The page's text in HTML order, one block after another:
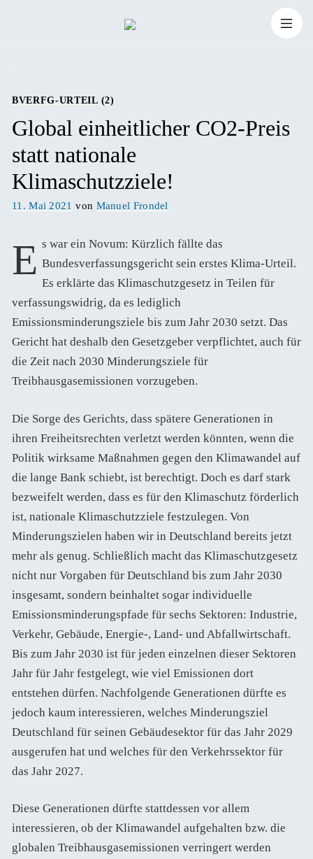
springen
BVERFG-URTEIL (2)
Global einheitlicher CO2-Preis
statt nationale
Klimaschutzziele!
Veröffentlicht
11. Mai 2021 von Manuel Frondel
Es war ein Novum: Kürzlich fällte das Bundesverfassungsgericht sein erstes Klima-Urteil.
Es erklärte das Klimaschutzgesetz in Teilen für
verfassungswidrig, da es lediglich
Emissionsminderungsziele bis zum Jahr 2030 setzt. Das
Gericht hat deshalb den Gesetzgeber verpflichtet, auch für
die Zeit nach 2030 Minderungsziele für
Treibhausgasemissionen vorzugeben.
Die Sorge des Gerichts, dass spätere Generationen in
ihren Freiheitsrechten verletzt werden könnten, wenn die
Politik wirksame Maßnahmen gegen den Klimawandel auf
die lange Bank schiebt, ist berechtigt. Doch es darf stark
bezweifelt werden, dass es für den Klimaschutz förderlich
ist, nationale Klimaschutzziele festzulegen. Von
Minderungszielen haben wir in Deutschland bereits jetzt
mehr als genug. Schließlich macht das Klimaschutzgesetz
nicht nur Vorgaben für Deutschland bis zum Jahr 2030
insgesamt, sondern beinhaltet sogar individuelle
Emissionsminderungspfade für sechs Sektoren: Industrie,
Verkehr, Gebäude, Energie-, Land- und Abfallwirtschaft.
Bis zum Jahr 2030 ist für jeden einzelnen dieser Sektoren
Jahr für Jahr festgelegt, wie viel Emissionen dort
entstehen dürfen. Nachfolgende Generationen dürfte es
jedoch kaum interessieren, welches Minderungsziel
Deutschland für seinen Gebäudesektor für das Jahr 2029
ausgerufen hat und welches für den Verkehrssektor für
das Jahr 2027.
Diese Generationen dürfte stattdessen vor allem
interessieren, ob der Klimawandel aufgehalten bzw. die
globalen Treibhausgasemissionen verringert werden